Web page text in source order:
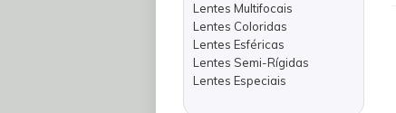
Lentes Multifocais
Lentes Coloridas
Lentes Esféricas
Lentes Semi-Rígidas
Lentes Especiais